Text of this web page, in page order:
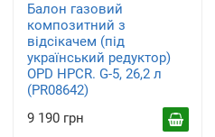
Балон газовий
композитний з
відсікачем (під
український редуктор)
OPD HPCR. G-5, 26,2 л
(PR08642)
9 190 грн